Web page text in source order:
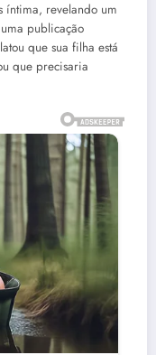
íntima, revelando um
publicação
que sua filha está
que precisaria